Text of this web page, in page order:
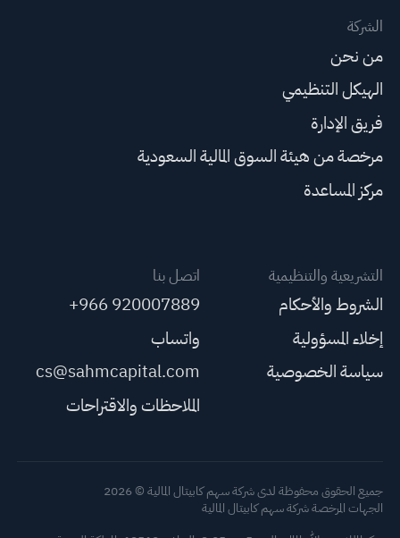
الشركة
من نحن
الهيكل التنظيمي
فريق الإدارة
مرخصة من هيئة السوق المالية السعودية
مركز المساعدة
التشريعية والتنظيمية
الشروط والأحكام
إخلاء المسؤولية
سياسة الخصوصية
اتصل بنا
+966 920007889
واتساب
cs@sahmcapital.com
الملاحظات والاقتراحات
جميع الحقوق محفوظة لدى شركة سهم كابيتال المالية © 2026
الجهات المرخصة شركة سهم كابيتال المالية